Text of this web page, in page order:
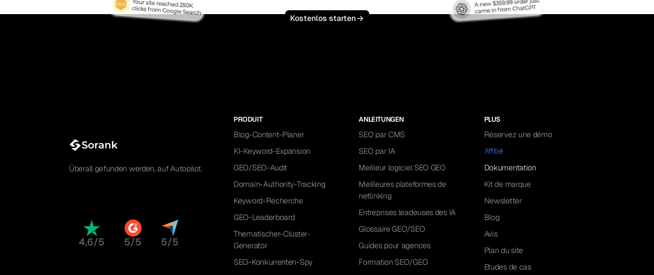
Kostenlos starten
Überall gefunden werden, auf Autopilot.
4,6/5 5/5 5/5
PRODUIT
Blog-Content-Planer
KI-Keyword-Expansion
GEO/SEO-Audit
Domain-Authority-Tracking
Keyword-Recherche
GEO-Leaderboard
Thematischer-Cluster-
Generator
SEO-Konkurrenten-Spy
ANLEITUNGEN
SEO par CMS
SEO par IA
Meilleur logiciel SEO GEO
Meilleures plateformes de
netlinking
Entreprises leadeuses des IA
Glossaire GEO/SEO
Guides pour agences
Formation SEO/GEO
PLUS
Réservez une démo
Affilié
Dokumentation
Kit de marque
Newsletter
Blog
Avis
Plan du site
Etudes de cas